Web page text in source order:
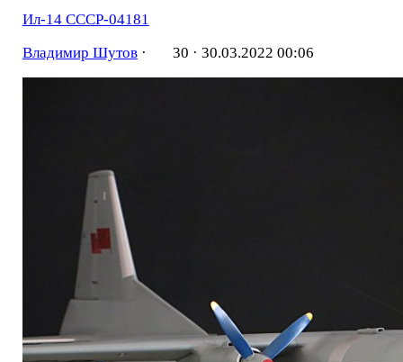
Ил-14 СССР-04181
Владимир Шутов· 30 · 30.03.2022 00:06